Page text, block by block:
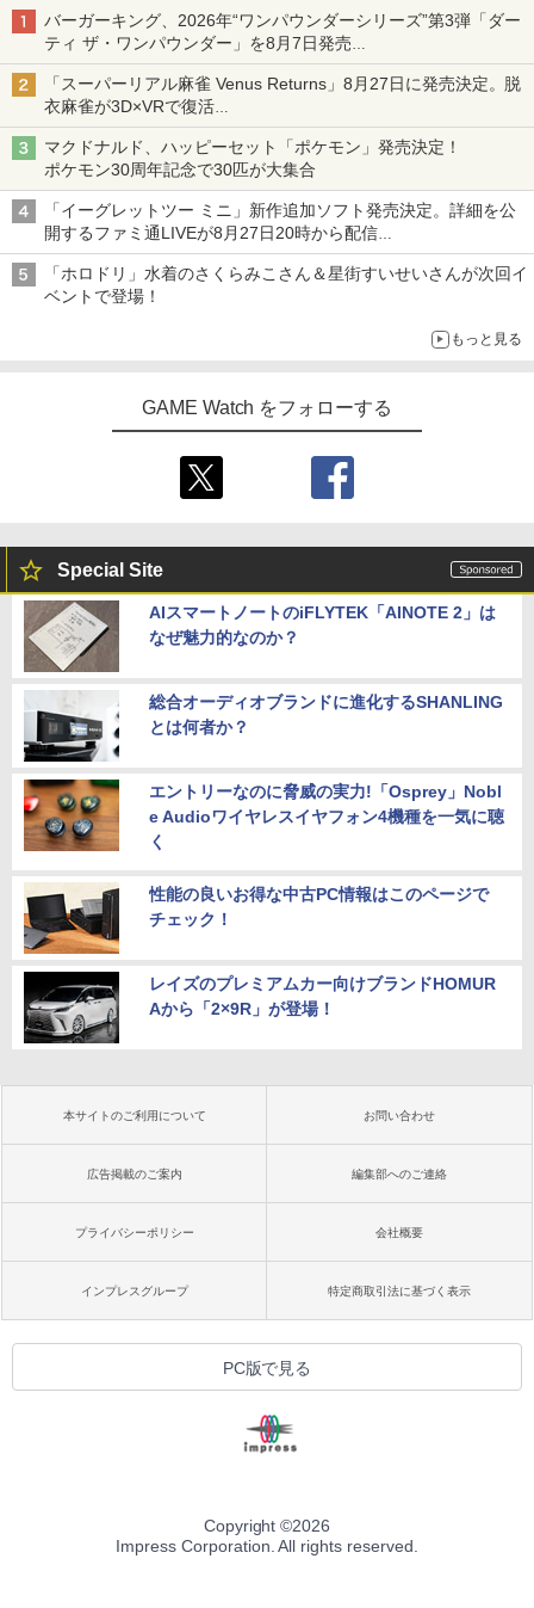
バーガーキング、2026年“ワンパウンダーシリーズ”第3弾「ダー
ティ ザ・ワンパウンダー」を8月7日発売
「特製ガーリックマヨソース」を使用した超大型チーズバーガー
「スーパーリアル麻雀 Venus Returns」8月27日に発売決定。脱
衣麻雀が3D×VRで復活
発売から2週間は20%オフになるセールが実施
マクドナルド、ハッピーセット「ポケモン」発売決定！
ポケモン30周年記念で30匹が大集合
「イーグレットツー ミニ」新作追加ソフト発売決定。詳細を公
開するファミ通LIVEが8月27日20時から配信
シリーズ累計100タイトルへ
「ホロドリ」水着のさくらみこさん＆星街すいせいさんが次回イ
ベントで登場！
もっと見る
GAME Watch をフォローする
Special Site
AIスマートノートのiFLYTEK「AINOTE 2」は
なぜ魅力的なのか？
総合オーディオブランドに進化するSHANLING
とは何者か？
エントリーなのに脅威の実力!「Osprey」Nobl
e Audioワイヤレスイヤフォン4機種を一気に聴
く
性能の良いお得な中古PC情報はこのページで
チェック！
レイズのプレミアムカー向けブランドHOMUR
Aから「2×9R」が登場！
本サイトのご利用について お問い合わせ
広告掲載のご案内 編集部へのご連絡
プライバシーポリシー 会社概要
インプレスグループ 特定商取引法に基づく表示
PC版で見る
Copyright ©2026
Impress Corporation. All rights reserved.